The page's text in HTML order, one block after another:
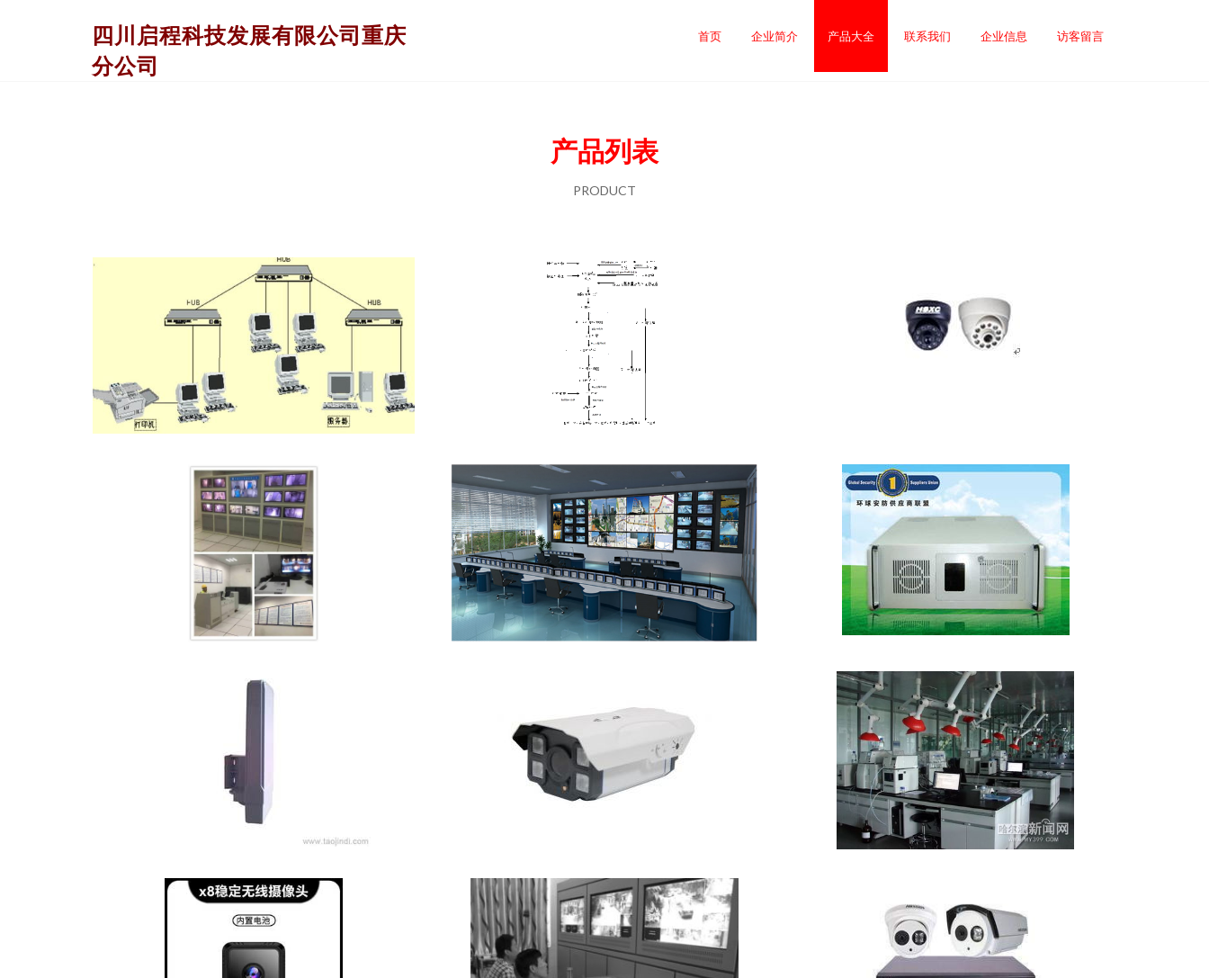
四川启程科技发展有限公司重庆
分公司
首页 企业简介 产品大全 联系我们 企业信息 访客留言
产品列表
PRODUCT